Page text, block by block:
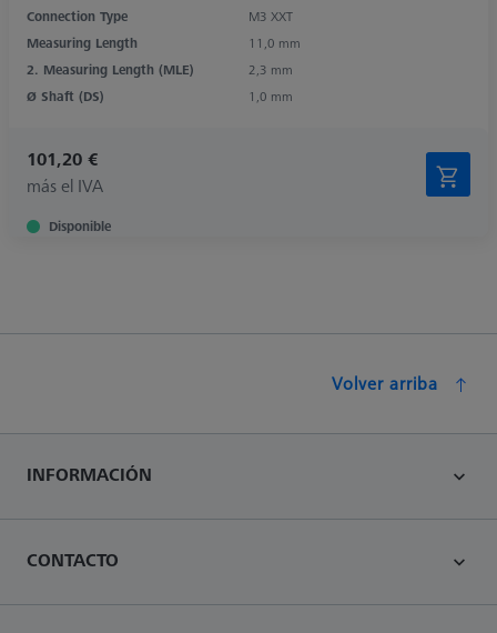
Connection Type
M3 XXT
Measuring Length
11,0 mm
2. Measuring Length (MLE)
2,3 mm
Ø Shaft (DS)
1,0 mm
101,20 €
más el IVA
Disponible
Volver arriba
INFORMACIÓN
CONTACTO